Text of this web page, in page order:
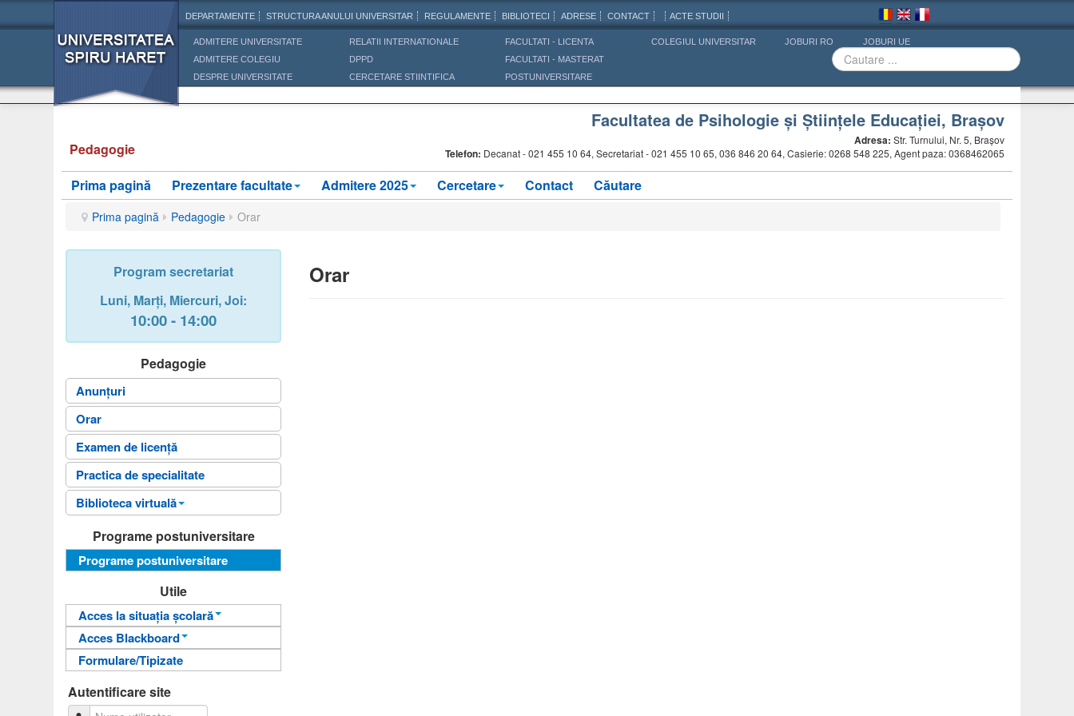
DEPARTAMENTE STRUCTURA ANULUI UNIVERSITAR REGULAMENTE BIBLIOTECI ADRESE CONTACT ACTE STUDII
ADMITERE UNIVERSITATE
ADMITERE COLEGIU
DESPRE UNIVERSITATE
RELATII INTERNATIONALE
DPPD
CERCETARE STIINTIFICA
FACULTATI - LICENTA
FACULTATI - MASTERAT
POSTUNIVERSITARE
COLEGIUL UNIVERSITAR JOBURI RO JOBURI UE
Pedagogie
Facultatea de Psihologie și Științele Educației, Brașov
Adresa: Str. Turnului, Nr. 5, Brașov
Telefon: Decanat -021 455 10 64, Secretariat - 021 455 10 65, 036 846 20 64, Casierie: 0268 548 225, Agent paza: 0368462065
Prima pagină Prezentare facultate Admitere 2025 Cercetare Contact Căutare
Prima pagină Pedagogie Orar
Program secretariat
Luni, Marți, Miercuri, Joi:
10:00 - 14:00
Pedagogie
Anunțuri
Orar
Examen de licență
Practica de specialitate
Biblioteca virtuală
Fișele disciplinelor
Ghiduri universitare
Programe postuniversitare
Programe postuniversitare
Utile
Acces la situația școlară
Informații pentru acces
Autentificare
Acces Blackboard
Informații pentru acces
Autentificare
Formulare/Tipizate
Autentificare site
Orar